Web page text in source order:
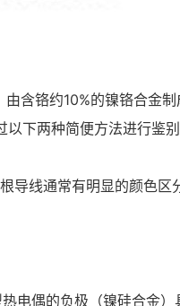
含铬约10%的镍铬合金
下两种简便方法进行鉴别
导线通常有明显的颜色区
电偶的负极（镍硅合金